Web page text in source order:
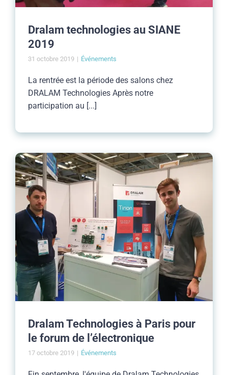
Dralam technologies au SIANE
2019
31 octobre 2019 | Événements
La rentrée est la période des salons chez
DRALAM Technologies Après notre
participation au [...]
Dralam Technologies à Paris pour
le forum de l’électronique
17 octobre 2019 | Événements